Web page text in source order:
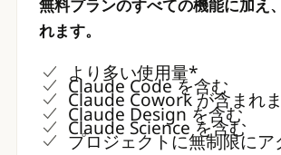
無料プランのすべての機能に加え
れます。
より多い使用量*
Claude Code を含む
Claude Cowork が含まれ
Claude Design を含む
Claude Science を含む
プロジェクトに無制限にア